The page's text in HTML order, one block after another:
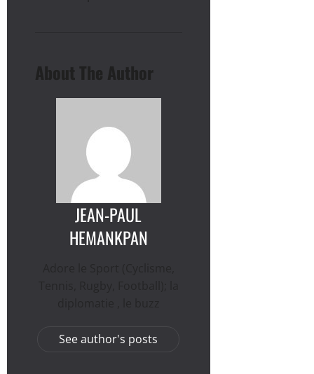
About The Author
JEAN-PAUL
HEMANKPAN
See author's posts